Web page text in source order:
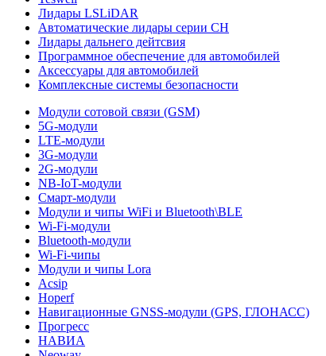
Лидары LSLiDAR
Автоматические лидары серии CH
Лидары дальнего дейтсвия
Программное обеспечение для автомобилей
Аксессуары для автомобилей
Комплексные системы безопасности
Модули сотовой связи (GSM)
5G-модули
LTE-модули
3G-модули
2G-модули
NB-IoT-модули
Смарт-модули
Модули и чипы WiFi и Bluetooth\BLE
Wi-Fi-модули
Bluetooth-модули
Wi-Fi-чипы
Модули и чипы Lora
Acsip
Hoperf
Навигационные GNSS-модули (GPS, ГЛОНАСС)
Прогресс
НАВИА